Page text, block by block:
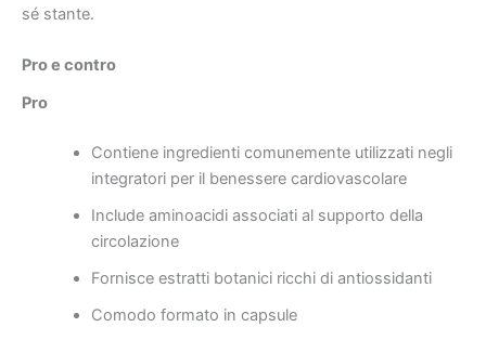
sé stante.
Pro e contro
Pro
Contiene ingredienti comunemente utilizzati negli
integratori per il benessere cardiovascolare
Include aminoacidi associati al supporto della
circolazione
Fornisce estratti botanici ricchi di antiossidanti
Comodo formato in capsule